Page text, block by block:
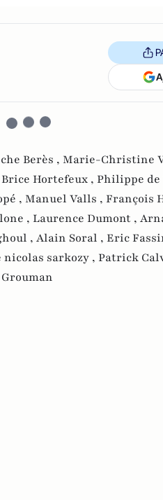
Berès , Marie-Christine
Brice Hortefeux , Philippe
, Manuel Valls , François
, Laurence Dumont ,
, Alain Soral , Eric
nicolas sarkozy , Patrick